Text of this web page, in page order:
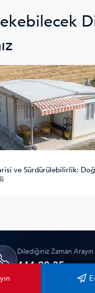
ve Sürdürülebilirlik: Doğaya
Dilediğiniz Zaman Arayın
444 20 35